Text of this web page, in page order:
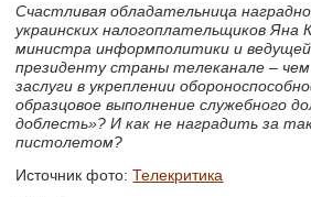
Счастливая обладательница
украинских налогоплательщиков
министра информполитики и
президенту страны телеканале –
заслуги в укреплении
образцовое выполнение служебного
доблесть»? И как не наградить за
пистолетом?
Источник фото:Телекритика